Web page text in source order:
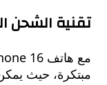
الشحن السريع
حيث يمكن